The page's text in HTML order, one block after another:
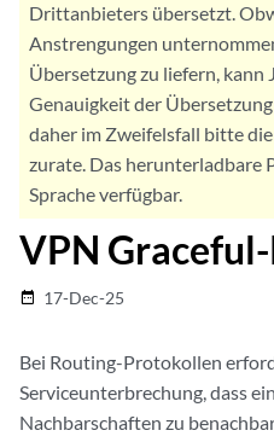
Drittanbieters übersetzt.
Anstrengungen
Übersetzung zu liefern,
Genauigkeit der
daher im Zweifelsfall bitte
zurate. Das herunterladbare
Sprache verfügbar.
VPN
date_range 17-Dec-25
Bei Routing-Protokollen
Serviceunterbrechung, dass
Nachbarschaften zu